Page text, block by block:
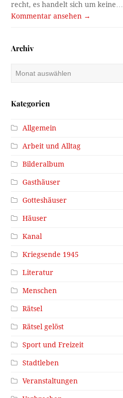
recht, es handelt sich um keine…
Kommentar ansehen →
Archiv
Archiv
Kategorien
Allgemein
Arbeit und Alltag
Bilderalbum
Gasthäuser
Gotteshäuser
Häuser
Kanal
Kriegsende 1945
Literatur
Menschen
Rätsel
Rätsel gelöst
Sport und Freizeit
Stadtleben
Veranstaltungen